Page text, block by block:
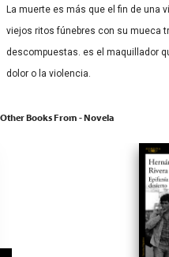
La muerte es más que el fin de una
viejos ritos fúnebres con su mueca
descompuestas. es el maquillador
dolor o la violencia.
Other Books From - Novela